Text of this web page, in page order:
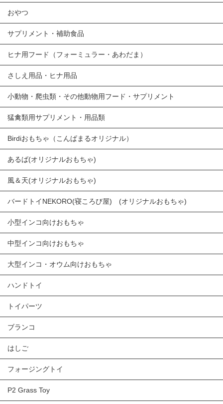
おやつ
サプリメント・補助食品
ヒナ用フード（フォーミュラー・あわだま）
さしえ用品・ヒナ用品
小動物・爬虫類・その他動物用フード・サプリメント
猛禽類用サプリメント・用品類
Birdiおもちゃ（こんぱまるオリジナル）
あるば(オリジナルおもちゃ)
風＆天(オリジナルおもちゃ)
バードトイNEKORO(寝ころび屋) (オリジナルおもちゃ)
小型インコ向けおもちゃ
中型インコ向けおもちゃ
大型インコ・オウム向けおもちゃ
ハンドトイ
トイパーツ
ブランコ
はしご
フォージングトイ
P2 Grass Toy